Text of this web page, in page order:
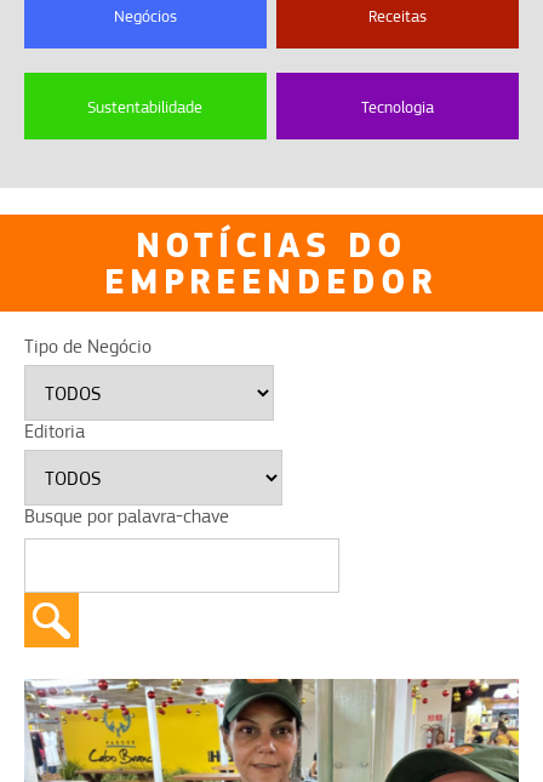
Negócios Receitas
Sustentabilidade Tecnologia
NOTÍCIAS DO
EMPREENDEDOR
Tipo de Negócio
Editoria
Busque por palavra-chave